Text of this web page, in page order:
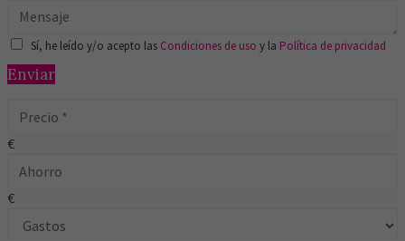
Sí, he leído y/o acepto las Condiciones de uso y la Política de privacidad
Enviar
€
€